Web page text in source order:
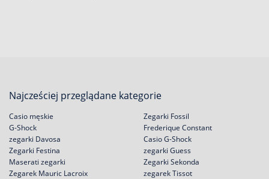
Najcześciej przeglądane kategorie
Casio męskie
G-Shock
zegarki Davosa
Zegarki Festina
Zegarki Fossil
Frederique Constant
Casio G-Shock
zegarki Guess
Maserati zegarki
Zegarek Mauric Lacroix
Zegarki Sekonda
zegarek Tissot